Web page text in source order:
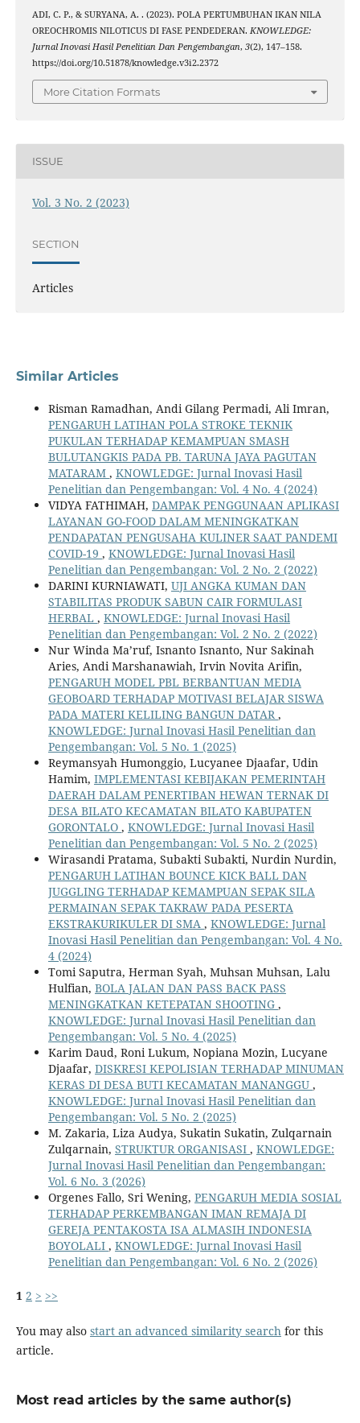
ADI, C. P., & SURYANA, A. . (2023). POLA PERTUMBUHAN IKAN NILA
OREOCHROMIS NILOTICUS DI FASE PENDEDERAN. KNOWLEDGE:
Jurnal Inovasi Hasil Penelitian Dan Pengembangan, 3(2), 147–158.
https://doi.org/10.51878/knowledge.v3i2.2372
More Citation Formats
ISSUE
Vol. 3 No. 2 (2023)
SECTION
Articles
Similar Articles
Risman Ramadhan, Andi Gilang Permadi, Ali Imran,
PENGARUH LATIHAN POLA STROKE TEKNIK
PUKULAN TERHADAP KEMAMPUAN SMASH
BULUTANGKIS PADA PB. TARUNA JAYA PAGUTAN
MATARAM , KNOWLEDGE: Jurnal Inovasi Hasil
Penelitian dan Pengembangan: Vol. 4 No. 4 (2024)
VIDYA FATHIMAH, DAMPAK PENGGUNAAN APLIKASI
LAYANAN GO-FOOD DALAM MENINGKATKAN
PENDAPATAN PENGUSAHA KULINER SAAT PANDEMI
COVID-19 , KNOWLEDGE: Jurnal Inovasi Hasil
Penelitian dan Pengembangan: Vol. 2 No. 2 (2022)
DARINI KURNIAWATI, UJI ANGKA KUMAN DAN
STABILITAS PRODUK SABUN CAIR FORMULASI
HERBAL , KNOWLEDGE: Jurnal Inovasi Hasil
Penelitian dan Pengembangan: Vol. 2 No. 2 (2022)
Nur Winda Ma’ruf, Isnanto Isnanto, Nur Sakinah
Aries, Andi Marshanawiah, Irvin Novita Arifin,
PENGARUH MODEL PBL BERBANTUAN MEDIA
GEOBOARD TERHADAP MOTIVASI BELAJAR SISWA
PADA MATERI KELILING BANGUN DATAR,
KNOWLEDGE: Jurnal Inovasi Hasil Penelitian dan
Pengembangan: Vol. 5 No. 1 (2025)
Reymansyah Humonggio, Lucyanee Djaafar, Udin
Hamim, IMPLEMENTASI KEBIJAKAN PEMERINTAH
DAERAH DALAM PENERTIBAN HEWAN TERNAK DI
DESA BILATO KECAMATAN BILATO KABUPATEN
GORONTALO , KNOWLEDGE: Jurnal Inovasi Hasil
Penelitian dan Pengembangan: Vol. 5 No. 2 (2025)
Wirasandi Pratama, Subakti Subakti, Nurdin Nurdin,
PENGARUH LATIHAN BOUNCE KICK BALL DAN
JUGGLING TERHADAP KEMAMPUAN SEPAK SILA
PERMAINAN SEPAK TAKRAW PADA PESERTA
EKSTRAKURIKULER DI SMA , KNOWLEDGE: Jurnal
Inovasi Hasil Penelitian dan Pengembangan: Vol. 4 No.
4 (2024)
Tomi Saputra, Herman Syah, Muhsan Muhsan, Lalu
Hulfian, BOLA JALAN DAN PASS BACK PASS
MENINGKATKAN KETEPATAN SHOOTING ,
KNOWLEDGE: Jurnal Inovasi Hasil Penelitian dan
Pengembangan: Vol. 5 No. 4 (2025)
Karim Daud, Roni Lukum, Nopiana Mozin, Lucyane
Djaafar, DISKRESI KEPOLISIAN TERHADAP MINUMAN
KERAS DI DESA BUTI KECAMATAN MANANGGU ,
KNOWLEDGE: Jurnal Inovasi Hasil Penelitian dan
Pengembangan: Vol. 5 No. 2 (2025)
M. Zakaria, Liza Audya, Sukatin Sukatin, Zulqarnain
Zulqarnain, STRUKTUR ORGANISASI , KNOWLEDGE:
Jurnal Inovasi Hasil Penelitian dan Pengembangan:
Vol. 6 No. 3 (2026)
Orgenes Fallo, Sri Wening, PENGARUH MEDIA SOSIAL
TERHADAP PERKEMBANGAN IMAN REMAJA DI
GEREJA PENTAKOSTA ISA ALMASIH INDONESIA
BOYOLALI , KNOWLEDGE: Jurnal Inovasi Hasil
Penelitian dan Pengembangan: Vol. 6 No. 2 (2026)
1 2 > >>
You may also start an advanced similarity searchfor this
article.
Most read articles by the same author(s)